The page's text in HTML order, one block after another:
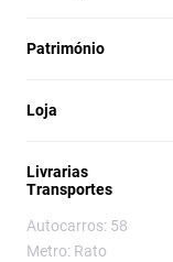
Património
Loja
Livrarias
Transportes
Autocarros: 58
Metro: Rato